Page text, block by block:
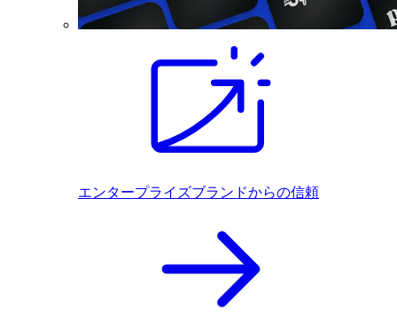
エンタープライズブランドからの信頼